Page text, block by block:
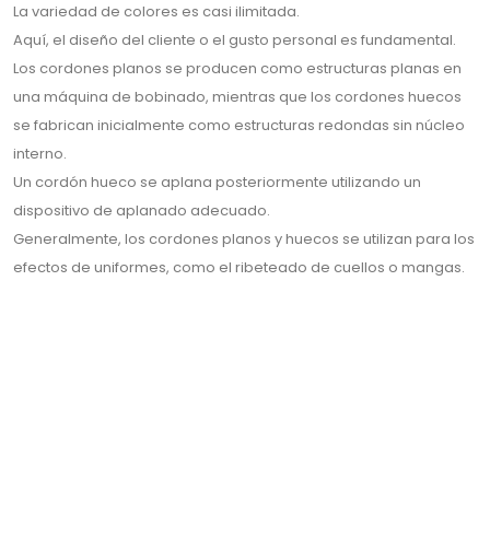
La variedad de colores es casi ilimitada.
Aquí, el diseño del cliente o el gusto personal es fundamental.
Los cordones planos se producen como estructuras planas en
una máquina de bobinado, mientras que los cordones huecos
se fabrican inicialmente como estructuras redondas sin núcleo
interno.
Un cordón hueco se aplana posteriormente utilizando un
dispositivo de aplanado adecuado.
Generalmente, los cordones planos y huecos se utilizan para los
efectos de uniformes, como el ribeteado de cuellos o mangas.